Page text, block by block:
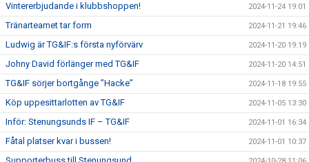
Vintererbjudande i klubbshoppen! 2024-11-24 19:01
Tränarteamet tar form 2024-11-21 19:46
Ludwig är TG&IF:s första nyförvärv 2024-11-20 19:19
Johny David förlänger med TG&IF 2024-11-20 14:51
TG&IF sörjer bortgånge ”Hacke” 2024-11-18 19:55
Köp uppesittarlotten av TG&IF 2024-11-05 13:30
Inför: Stenungsunds IF – TG&IF 2024-11-01 16:34
Fåtal platser kvar i bussen! 2024-11-01 10:37